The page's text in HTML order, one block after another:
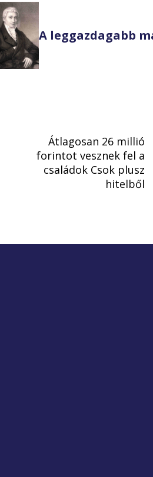
A leggazdagabb
Átlagosan 26 millió
forintot vesznek fel a
családok Csok plusz
hitelből